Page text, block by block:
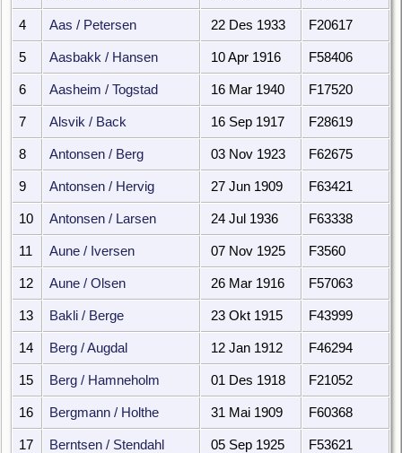
4 Aas / Petersen 22 Des 1933 F20617
5 Aasbakk / Hansen 10 Apr 1916 F58406
6 Aasheim / Togstad 16 Mar 1940 F17520
7 Alsvik / Back 16 Sep 1917 F28619
8 Antonsen / Berg 03 Nov 1923 F62675
9 Antonsen / Hervig 27 Jun 1909 F63421
10 Antonsen / Larsen 24 Jul 1936 F63338
11 Aune / Iversen 07 Nov 1925 F3560
12 Aune / Olsen 26 Mar 1916 F57063
13 Bakli / Berge 23 Okt 1915 F43999
14 Berg / Augdal 12 Jan 1912 F46294
15 Berg / Hamneholm 01 Des 1918 F21052
16 Bergmann / Holthe 31 Mai 1909 F60368
17 Berntsen / Stendahl 05 Sep 1925 F53621